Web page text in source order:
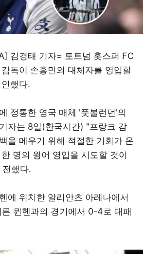
김경태 기자= 토트넘 홋스퍼 FC
독이 손흥민의 대체자를 영입할
했다.
정통한 영국 매체 '풋볼런던'의
자는 8일(한국시간) "프랑크 감
을 메우기 위해 적절한 기회가 온
명의 윙어 영입을 시도할 것이
했다.
에 위치한 알리안츠 아레나에서
뮌헨과의 경기에서 0-4로 대패